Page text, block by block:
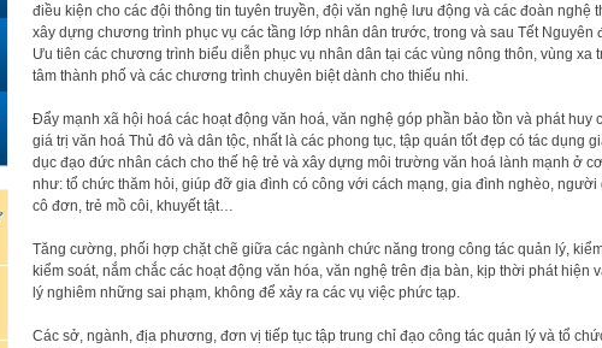
điều kiện cho các đội thông tin tuyên truyền, đội văn nghệ lưu động và các đoàn nghệ
xây dựng chương trình phục vụ các tầng lớp nhân dân trước, trong và sau Tết Nguyên
Ưu tiên các chương trình biểu diễn phục vụ nhân dân tại các vùng nông thôn, vùng xa
tâm thành phố và các chương trình chuyên biệt dành cho thiếu nhi.
Đẩy mạnh xã hội hoá các hoạt động văn hoá, văn nghệ góp phần bảo tồn và phát huy
giá trị văn hoá Thủ đô và dân tộc, nhất là các phong tục, tập quán tốt đẹp có tác dụng
dục đạo đức nhân cách cho thế hệ trẻ và xây dựng môi trường văn hoá lành mạnh ở
như: tổ chức thăm hỏi, giúp đỡ gia đình có công với cách mạng, gia đình nghèo, người
cô đơn, trẻ mồ côi, khuyết tật…
Tăng cường, phối hợp chặt chẽ giữa các ngành chức năng trong công tác quản lý,
kiểm soát, nắm chắc các hoạt động văn hóa, văn nghệ trên địa bàn, kịp thời phát hiện
lý nghiêm những sai phạm, không để xảy ra các vụ việc phức tạp.
Các sở, ngành, địa phương, đơn vị tiếp tục tập trung chỉ đạo công tác quản lý và tổ